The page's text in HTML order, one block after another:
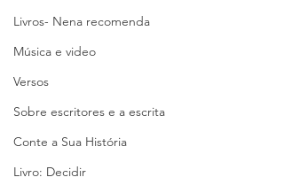
Livros- Nena recomenda
Música e video
Versos
Sobre escritores e a escrita
Conte a Sua História
Livro: Decidir